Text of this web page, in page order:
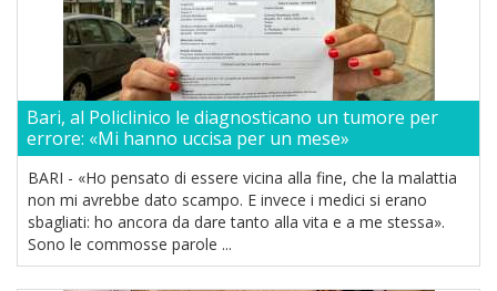
Bari, al Policlinico le diagnosticano un tumore per
errore: «Mi hanno uccisa per un mese»
BARI - «Ho pensato di essere vicina alla fine, che la malattia
non mi avrebbe dato scampo. E invece i medici si erano
sbagliati: ho ancora da dare tanto alla vita e a me stessa».
Sono le commosse parole ...